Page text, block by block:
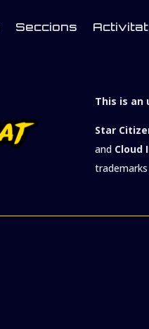
Seccions
This is an
Star
and Cloud